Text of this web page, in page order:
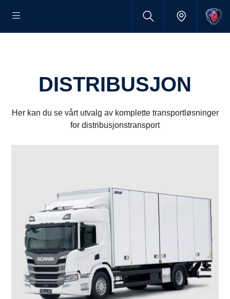
DISTRIBUSJON
Her kan du se vårt utvalg av komplette transportløsninger
for distribusjonstransport